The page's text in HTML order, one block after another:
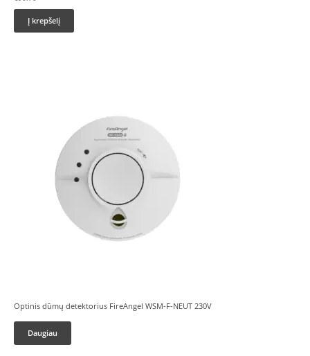
Į krepšelį
Optinis dūmų detektorius FireAngel WSM-F-NEUT 230V
Daugiau